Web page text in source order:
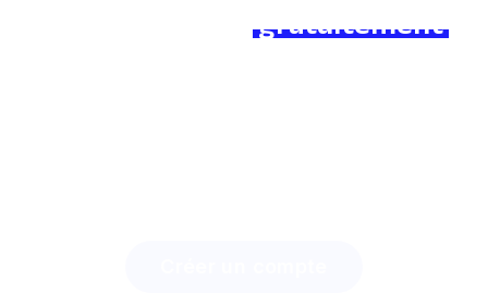
Rejoignez-nousgratuitement